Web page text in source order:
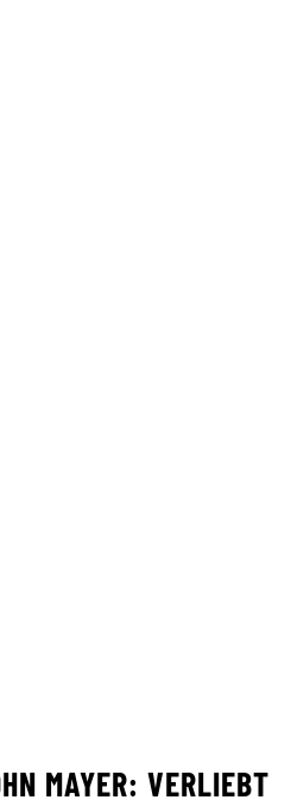
MAYER: VERLIEBT